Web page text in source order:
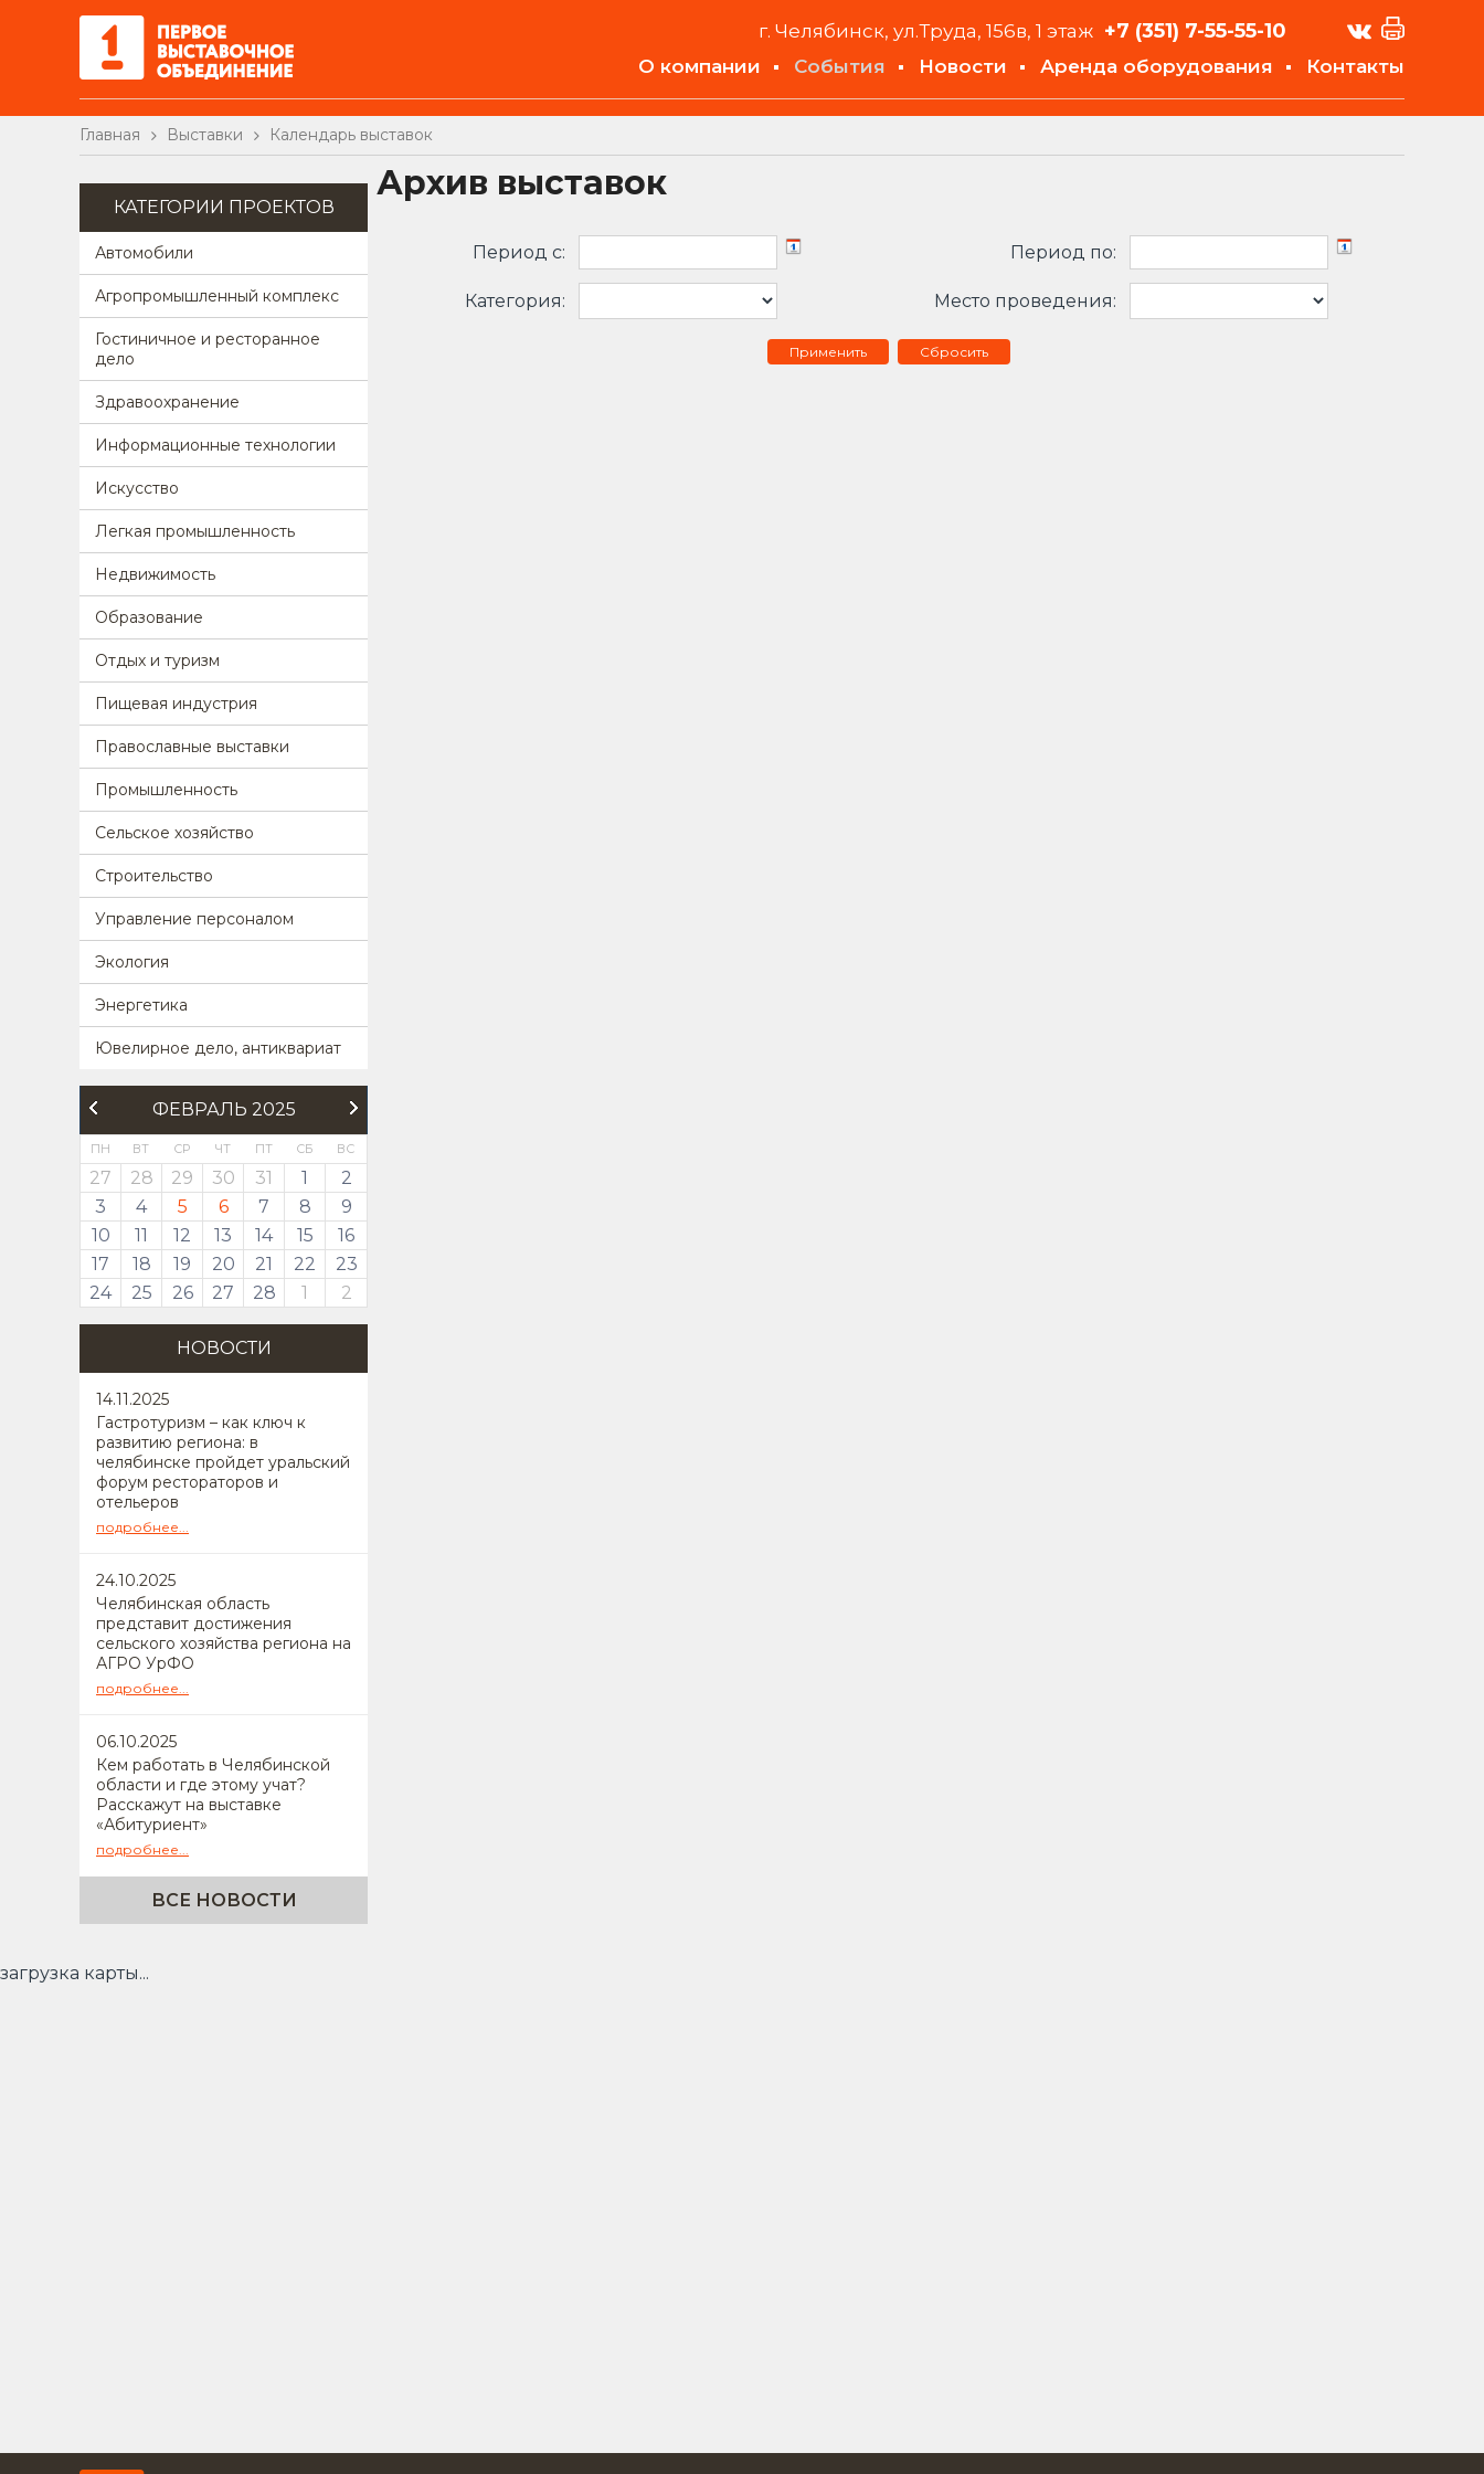
г. Челябинск, ул.Труда, 156в, 1 этаж +7 (351) 7-55-55-10
О компании События Новости Аренда оборудования Контакты
Главная Выставки Календарь выставок
КАТЕГОРИИ ПРОЕКТОВ
Автомобили
Агропромышленный комплекс
Гостиничное и ресторанное
дело
Здравоохранение
Информационные технологии
Искусство
Легкая промышленность
Недвижимость
Образование
Отдых и туризм
Пищевая индустрия
Православные выставки
Промышленность
Сельское хозяйство
Строительство
Управление персоналом
Экология
Энергетика
Ювелирное дело, антиквариат
ФЕВРАЛЬ 2025
ПН ВТ СР ЧТ ПТ СБ ВС
27 28 29 30 31 1
2
3
4 5 6 7 8
9
10
11 12 13 14 15
16
17
18 19 20 21 22
23
24
25 26 27 28 1 2
НОВОСТИ
14.11.2025
Гастротуризм – как ключ к
развитию региона: в
челябинске пройдет уральский
форум рестораторов и
отельеров
подробнее...
24.10.2025
Челябинская область
представит достижения
сельского хозяйства региона на
АГРО УрФО
подробнее...
06.10.2025
Кем работать в Челябинской
области и где этому учат?
Расскажут на выставке
«Абитуриент»
подробнее...
ВСЕ НОВОСТИ
Архив выставок
Период c:
Категория:
Период по:
Место проведения:
Сбросить
загрузка карты...